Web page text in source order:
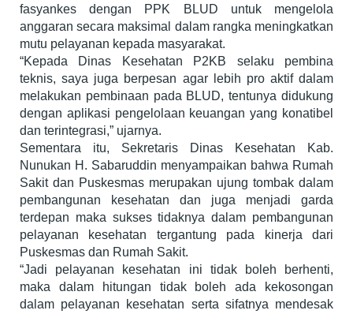
fasyankes dengan PPK BLUD untuk mengelola
anggaran secara maksimal dalam rangka meningkatkan
mutu pelayanan kepada masyarakat.
“Kepada Dinas Kesehatan P2KB selaku pembina
teknis, saya juga berpesan agar lebih pro aktif dalam
melakukan pembinaan pada BLUD, tentunya didukung
dengan aplikasi pengelolaan keuangan yang konatibel
dan terintegrasi,” ujarnya.
Sementara itu, Sekretaris Dinas Kesehatan Kab.
Nunukan H. Sabaruddin menyampaikan bahwa Rumah
Sakit dan Puskesmas merupakan ujung tombak dalam
pembangunan kesehatan dan juga menjadi garda
terdepan maka sukses tidaknya dalam pembangunan
pelayanan kesehatan tergantung pada kinerja dari
Puskesmas dan Rumah Sakit.
“Jadi pelayanan kesehatan ini tidak boleh berhenti,
maka dalam hitungan tidak boleh ada kekosongan
dalam pelayanan kesehatan serta sifatnya mendesak